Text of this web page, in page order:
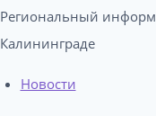
Региональный
Калининграде​
Новости